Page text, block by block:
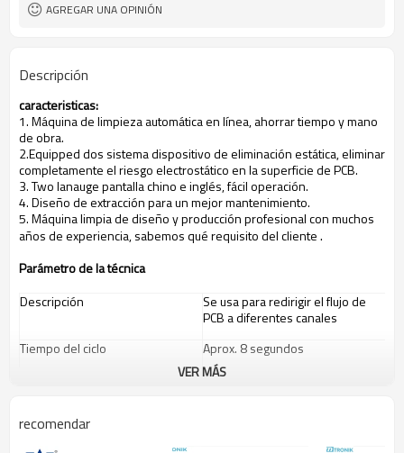
AGREGAR UNA OPINIÓN
Descripción
caracteristicas:
1. Máquina de limpieza automática en línea, ahorrar tiempo y mano
de obra.
2.Equipped dos sistema dispositivo de eliminación estática, eliminar
completamente el riesgo electrostático en la superficie de PCB.
3. Two lanauge pantalla chino e inglés, fácil operación.
4. Diseño de extracción para un mejor mantenimiento.
5. Máquina limpia de diseño y producción profesional con muchos
años de experiencia, sabemos qué requisito del cliente.
Parámetro de la técnica
Descripción
Se usa para redirigir el flujo de
PCB a diferentes canales
Tiempo del ciclo
Aprox. 8 segundos
Espesor del PCB
VER MÁS
recomendar